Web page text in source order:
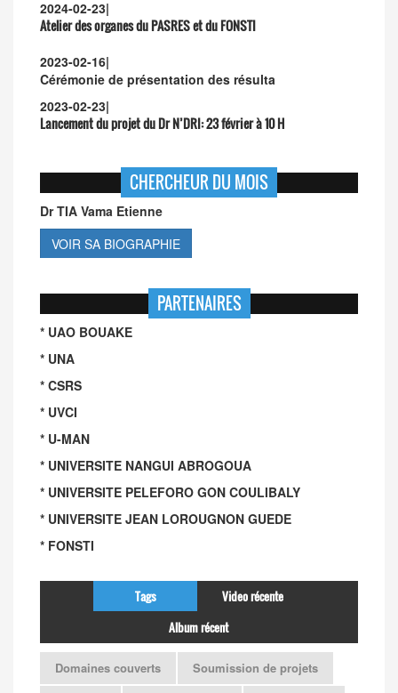
2024-02-23|
Atelier des organes du PASRES et du FONSTI
2023-02-16|
Cérémonie de présentation des résulta
2023-02-23|
Lancement du projet du Dr N’DRI:23 février à 10 H
CHERCHEUR DU MOIS
Dr TIA Vama Etienne
VOIR SA BIOGRAPHIE
PARTENAIRES
* UAO BOUAKE
* UNA
* CSRS
* UVCI
* U-MAN
* UNIVERSITE NANGUI ABROGOUA
* UNIVERSITE PELEFORO GON COULIBALY
* UNIVERSITE JEAN LOROUGNON GUEDE
* FONSTI
Tags
Video récente
Album récent
Domaines couverts
Soumission de projets